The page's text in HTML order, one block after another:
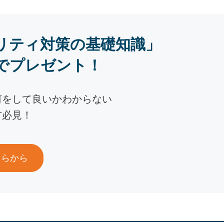
ィ対策の基礎知識」
プレゼント！
して良いかわからない
見！
から